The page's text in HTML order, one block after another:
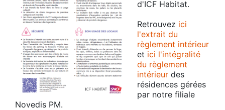
d'ICF Habitat.
Retrouvez ici
l'extrait du
règlement intérieur
et ici l'intégralité
du règlement
intérieur des
résidences gérées
par notre filiale
Novedis PM.